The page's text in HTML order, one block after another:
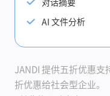
AI 文件分析
JANDI 提供五折优惠
折优惠给社会型企业。